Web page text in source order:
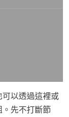
以透過這裡或
先不打斷節